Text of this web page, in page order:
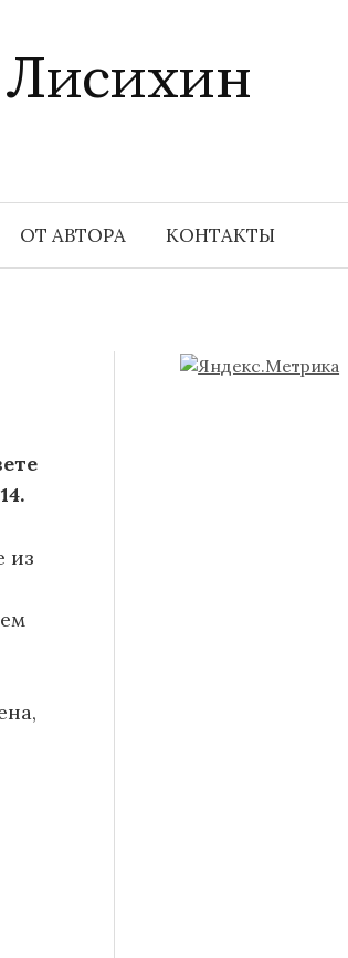
Лисихин
ОТ АВТОРА КОНТАКТЫ
из